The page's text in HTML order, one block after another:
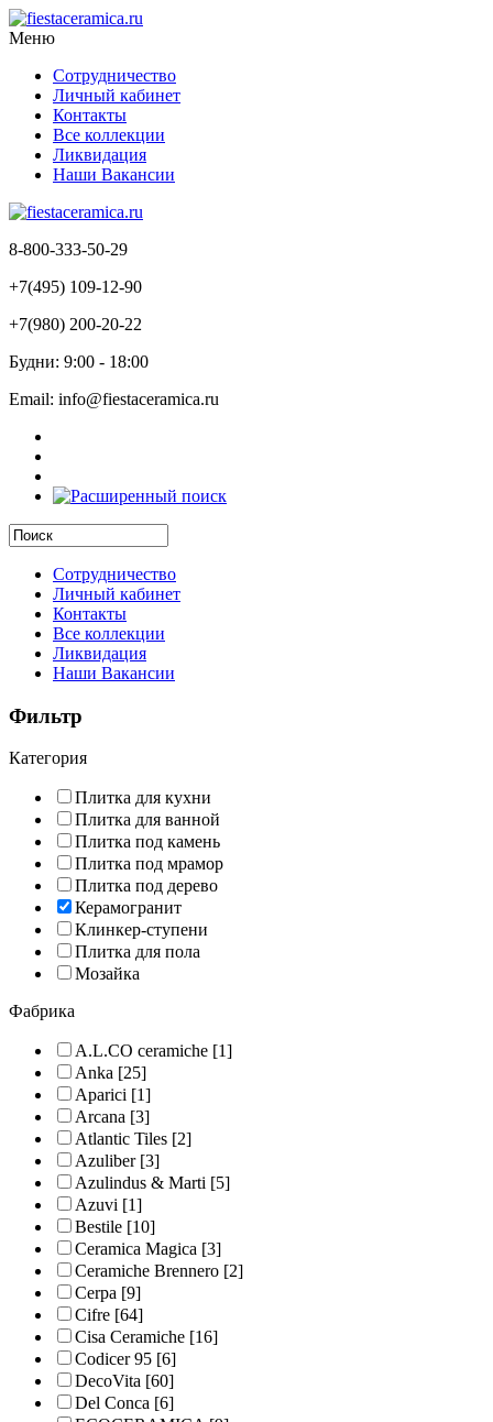
Меню
Сотрудничество
Личный кабинет
Контакты
Все коллекции
Ликвидация
Наши Вакансии
8-800-333-50-29
+7(495) 109-12-90
+7(980) 200-20-22
Будни: 9:00 - 18:00
Email: info@fiestaceramica.ru
Сотрудничество
Личный кабинет
Контакты
Все коллекции
Ликвидация
Наши Вакансии
Фильтр
Категория
Плитка для кухни
Плитка для ванной
Плитка под камень
Плитка под мрамор
Плитка под дерево
Керамогранит
Клинкер-ступени
Плитка для пола
Мозайка
Фабрика
A.L.CO ceramiche [1]
Anka [25]
Aparici [1]
Arcana [3]
Atlantic Tiles [2]
Azuliber[3]
Azulindus & Marti [5]
Azuvi [1]
Bestile [10]
Ceramica Magica [3]
Ceramiche Brennero [2]
Cerpa [9]
Cifre [64]
Cisa Ceramiche [16]
Codicer 95 [6]
DecoVita [60]
Del Conca [6]